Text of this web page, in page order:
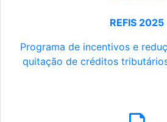
REFIS 2025
Programa de incentivos e
quitação de créditos